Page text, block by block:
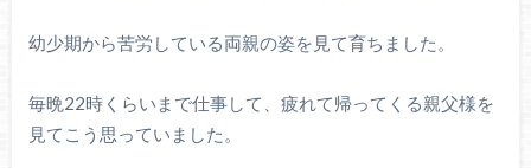
幼少期から苦労している両親の姿を見て育ちました。
毎晩22時くらいまで仕事して、疲れて帰ってくる親父様を
見てこう思っていました。